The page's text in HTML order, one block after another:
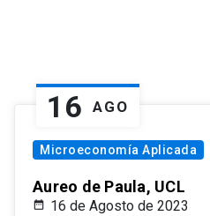
16 AGO
Microeconomía Aplicada
Aureo de Paula, UCL
16 de Agosto de 2023